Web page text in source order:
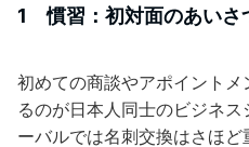
1 慣習：初対面のあいさ
初めての商談やアポイント
るのが日本人同士のビジネ
ーバルでは名刺交換はさほど